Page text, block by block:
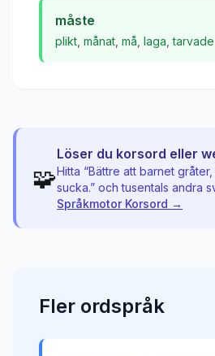
måste
plikt månat må laga ,tarvade
🧩
Löser du korsord eller
Hitta “Bättre att barnet
sucka.” och tusentals andra
Språkmotor Korsord →
Fler ordspråk